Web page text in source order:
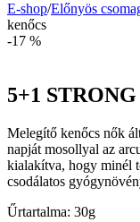
E-shop/Előnyös
kenőcs
-17 %
5+1
Melegítő kenőcs nők
napját mosollyal az
kialakítva, hogy minél
csodálatos
Űrtartalma: 30g